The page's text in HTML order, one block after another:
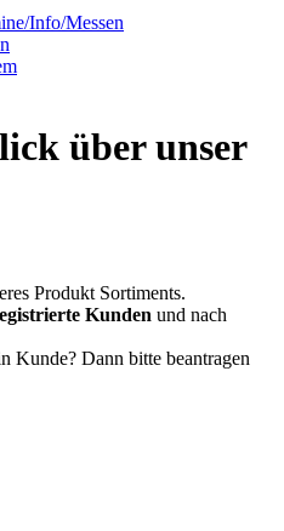
Info/Messen
über unser
Produkt Sortiments.
Kunden und nach
Kunde? Dann bitte beantragen